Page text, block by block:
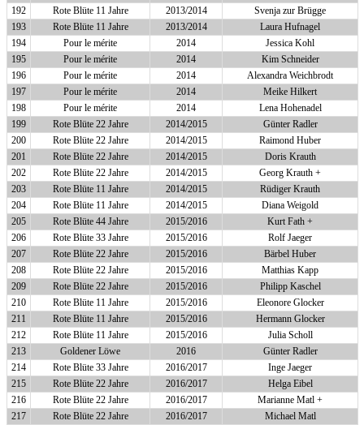
192 Rote Blüte 11 Jahre 2013/2014
Svenja zur Brügge
193
Rote Blüte 11 Jahre 2013/2014
Laura Hufnagel
194
Pour le mérite 2014
Jessica Kohl
195
Pour le mérite 2014
Kim Schneider
196
Pour le mérite 2014
Alexandra Weichbrodt
197
Pour le mérite 2014
Meike Hilkert
198
Pour le mérite 2014
Lena Hohenadel
199
Rote Blüte 22 Jahre 2014/2015
Günter Radler
200
Rote Blüte 22 Jahre 2014/2015
Raimond Huber
201
Rote Blüte 22 Jahre 2014/2015
Doris Krauth
202
Rote Blüte 22 Jahre 2014/2015
Georg Krauth +
203
Rote Blüte 11 Jahre 2014/2015
Rüdiger Krauth
204
Rote Blüte 11 Jahre 2014/2015
Diana Weigold
205
Rote Blüte 44 Jahre 2015/2016
Kurt Fath +
206
Rote Blüte 33 Jahre 2015/2016
Rolf Jaeger
207
Rote Blüte 22 Jahre 2015/2016
Bärbel Huber
208
Rote Blüte 22 Jahre 2015/2016
Matthias Kapp
209
Rote Blüte 22 Jahre 2015/2016
Philipp Kaschel
210
Rote Blüte 11 Jahre 2015/2016
Eleonore Glocker
211
Rote Blüte 11 Jahre 2015/2016
Hermann Glocker
212
Rote Blüte 11 Jahre 2015/2016
Julia Scholl
213
Goldener Löwe 2016
Günter Radler
214
Rote Blüte 33 Jahre 2016/2017
Inge Jaeger
215
Rote Blüte 22 Jahre 2016/2017
Helga Eibel
216
Rote Blüte 22 Jahre 2016/2017
Marianne Matl +
217
Rote Blüte 22 Jahre 2016/2017
Michael Matl